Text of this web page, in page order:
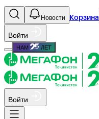
Новости Корзина
Войти
НАМ ЛЕТ
Войти